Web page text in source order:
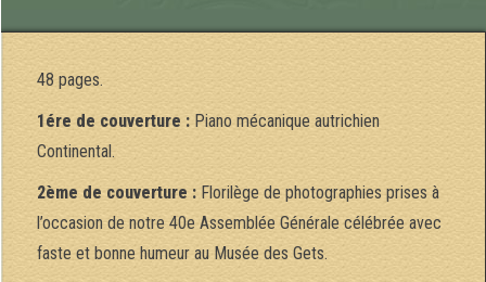
48 pages.
1ére de couverture :Piano mécanique autrichien
Continental.
2ème de couverture :Florilège de photographies prises à
l’occasion de notre 40e Assemblée Générale célébrée avec
faste et bonne humeur au Musée des Gets.